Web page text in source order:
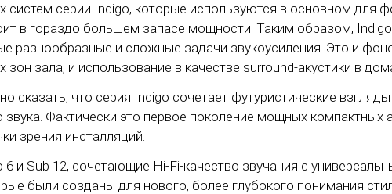
систем серии Indigo, которые используются в основном для
в гораздо большем запасе мощности. Таким образом,
разнообразные и сложные задачи звукоусиления. Это и
зон зала, и использование в качестве surround-акустики в
сказать, что серия Indigo сочетает футуристические
звука. Фактически это первое поколение мощных
зрения инсталляций.
6 и Sub 12, сочетающие Hi-Fi-качество звучания с
были созданы для нового, более глубокого понимания